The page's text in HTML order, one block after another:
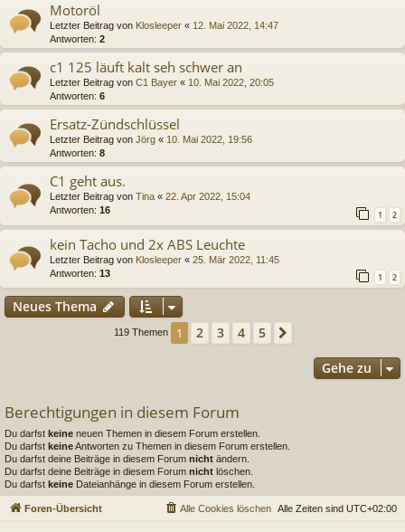
Motoröl
Letzter Beitrag von Klosleeper « 12. Mai 2022, 14:47
Antworten: 2
c1 125 läuft kalt seh schwer an
Letzter Beitrag von C1 Bayer « 10. Mai 2022, 20:05
Antworten: 6
Ersatz-Zündschlüssel
Letzter Beitrag von Jörg « 10. Mai 2022, 19:56
Antworten: 8
C1 geht aus.
Letzter Beitrag von Tina « 22. Apr 2022, 15:04
Antworten: 16 1 2
kein Tacho und 2x ABS Leuchte
Letzter Beitrag von Klosleeper « 25. Mär 2022, 11:45
Antworten: 13 1 2
Neues Thema
119 Themen 1 2 3 4 5
Gehe zu
Berechtigungen in diesem Forum
Du darfst keine neuen Themen in diesem Forum erstellen.
Du darfst keineAntworten zu Themen in diesem Forum erstellen.
Du darfst deine Beiträge in diesem Forum nicht ändern.
Du darfst deine Beiträge in diesem Forum nicht löschen.
Du darfst keine Dateianhänge in diesem Forum erstellen.
Foren-Übersicht Alle Zeiten sind UTC+02:00
Alle Cookies löschen